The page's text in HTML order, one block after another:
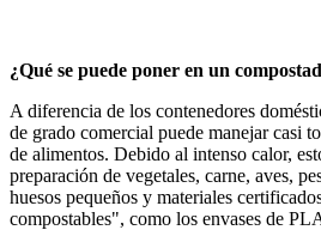
¿Qué se puede poner en un
A diferencia de los contenedores
de grado comercial puede manejar casi
de alimentos. Debido al intenso calor,
preparación de vegetales, carne, aves,
huesos pequeños y materiales
compostables", como los envases de